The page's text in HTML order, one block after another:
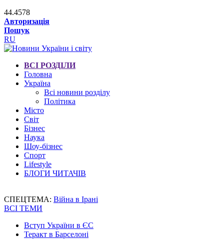
44.4578
Авторизація
Пошук
RU
ВСІ РОЗДІЛИ
Головна
Україна
Всі новини розділу
Політика
Місто
Світ
Бізнес
Наука
Шоу-бізнес
Спорт
Lifestyle
БЛОГИ ЧИТАЧІВ
СПЕЦТЕМА: Війна в Ірані
ВСІ ТЕМИ
Вступ України в ЄС
Теракт в Барселоні